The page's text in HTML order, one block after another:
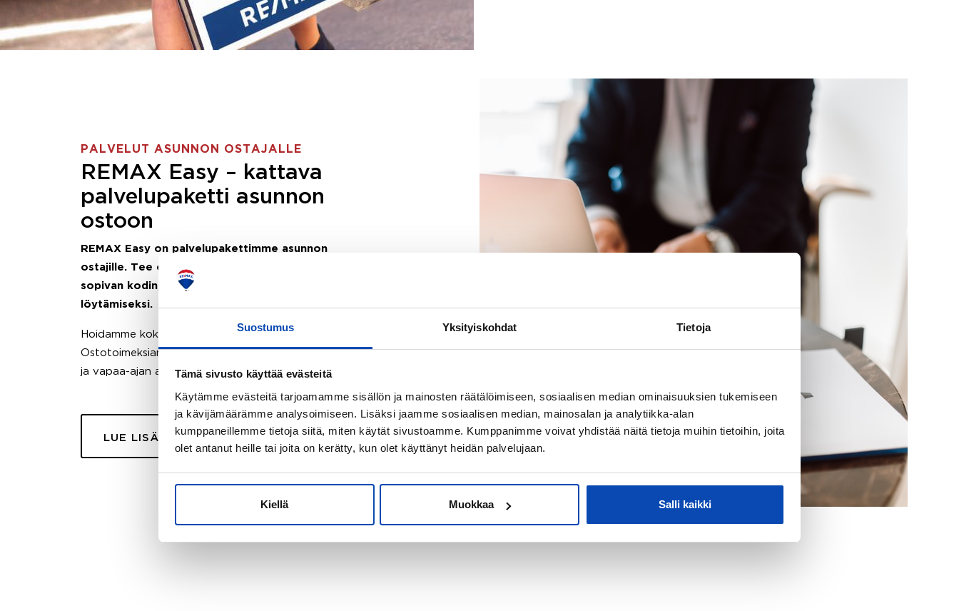
Suostumus Yksityiskohdat Tietoja
Tämä sivusto käyttää evästeitä
Käytämme evästeitä tarjoamamme sisällön ja mainosten räätälöimiseen, sosiaalisen median ominaisuuksien tukemiseen
ja kävijämäärämme analysoimiseen. Lisäksi jaamme sosiaalisen median, mainosalan ja analytiikka-alan
kumppaneillemme tietoja siitä, miten käytät sivustoamme. Kumppanimme voivat yhdistää näitä tietoja muihin tietoihin, joita
olet antanut heille tai joita on kerätty, kun olet käyttänyt heidän palvelujaan.
Kiellä Muokkaa Salli kaikki
PALVELUT ASUNNON OSTAJALLE
REMAX Easy – kattava
palvelupaketti asunnon
ostoon
REMAX Easy on palvelupakettimme asunnon
ostajille. Tee ostotoimeksianto ja etsimme juuri sinulle
sopivan kodin, eikä sinun tarvitse nähdä vaivaa sen
löytämiseksi.
Hoidamme koko ostoprosessin puolestasi.
Ostotoimeksiantopalvelumme sopii myös esimerkiksi sijoitus-
ja vapaa-ajan asuntojen ostoon.
LUE LISÄÄ